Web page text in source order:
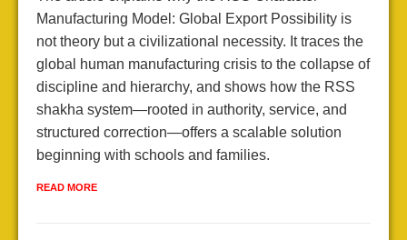
Manufacturing Model: Global Export Possibility is
not theory but a civilizational necessity. It traces the
global human manufacturing crisis to the collapse of
discipline and hierarchy, and shows how the RSS
shakha system—rooted in authority, service, and
structured correction—offers a scalable solution
beginning with schools and families.
READ MORE